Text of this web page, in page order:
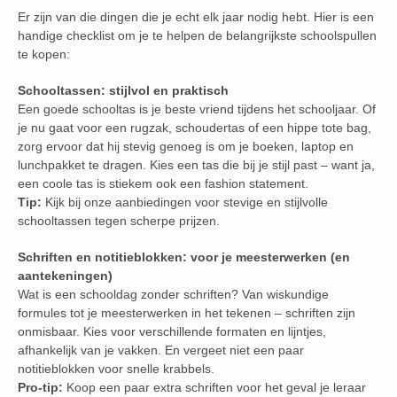
Er zijn van die dingen die je echt elk jaar nodig hebt. Hier is een
handige checklist om je te helpen de belangrijkste schoolspullen
te kopen:
Schooltassen: stijlvol en praktisch
Een goede schooltas is je beste vriend tijdens het schooljaar. Of
je nu gaat voor een rugzak, schoudertas of een hippe tote bag,
zorg ervoor dat hij stevig genoeg is om je boeken, laptop en
lunchpakket te dragen. Kies een tas die bij je stijl past – want ja,
een coole tas is stiekem ook een fashion statement.
Tip: Kijk bij onze aanbiedingen voor stevige en stijlvolle
schooltassen tegen scherpe prijzen.
Schriften en notitieblokken: voor je meesterwerken (en
aantekeningen)
Wat is een schooldag zonder schriften? Van wiskundige
formules tot je meesterwerken in het tekenen – schriften zijn
onmisbaar. Kies voor verschillende formaten en lijntjes,
afhankelijk van je vakken. En vergeet niet een paar
notitieblokken voor snelle krabbels.
Pro-tip: Koop een paar extra schriften voor het geval je leraar